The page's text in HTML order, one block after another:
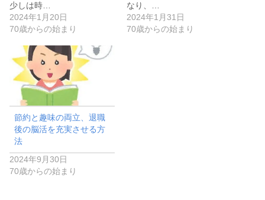
少しは時…
2024年1月20日
70歳からの始まり
なり、…
2024年1月31日
70歳からの始まり
節約と趣味の両立、退職
後の脳活を充実させる方
法
2024年9月30日
70歳からの始まり